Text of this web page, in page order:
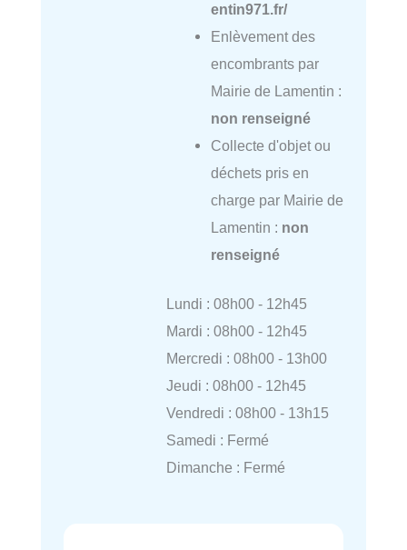
entin971.fr/
Enlèvement des
encombrants par
Mairie de Lamentin :
non renseigné
Collecte d'objet ou
déchets pris en
charge par Mairie de
Lamentin : non
renseigné
Lundi : 08h00 - 12h45
Mardi : 08h00 - 12h45
Mercredi : 08h00 - 13h00
Jeudi : 08h00 - 12h45
Vendredi : 08h00 - 13h15
Samedi : Fermé
Dimanche : Fermé